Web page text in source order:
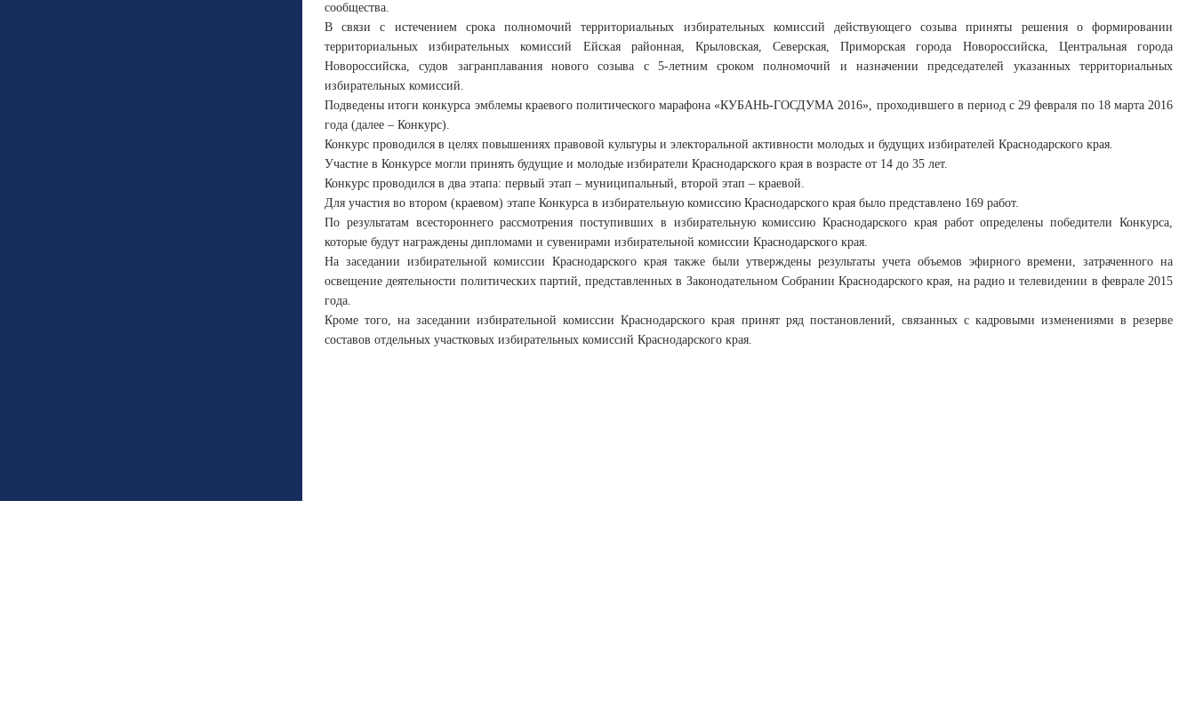
сообщества.
В связи с истечением срока полномочий территориальных избирательных комиссий действующего созыва приняты решения о формировании
территориальных избирательных комиссий Ейская районная, Крыловская, Северская, Приморская города Новороссийска, Центральная города
Новороссийска, судов загранплавания нового созыва с 5-летним сроком полномочий и назначении председателей указанных территориальных
избирательных комиссий.
Подведены итоги конкурса эмблемы краевого политического марафона «КУБАНЬ-ГОСДУМА 2016», проходившего в период с 29 февраля по 18 марта 2016
года (далее – Конкурс).
Конкурс проводился в целях повышениях правовой культуры и электоральной активности молодых и будущих избирателей Краснодарского края.
Участие в Конкурсе могли принять будущие и молодые избиратели Краснодарского края в возрасте от 14 до 35 лет.
Конкурс проводился в два этапа: первый этап – муниципальный, второй этап – краевой.
Для участия во втором (краевом) этапе Конкурса в избирательную комиссию Краснодарского края было представлено 169 работ.
По результатам всестороннего рассмотрения поступивших в избирательную комиссию Краснодарского края работ определены победители Конкурса,
которые будут награждены дипломами и сувенирами избирательной комиссии Краснодарского края.
На заседании избирательной комиссии Краснодарского края также были утверждены результаты учета объемов эфирного времени, затраченного на
освещение деятельности политических партий, представленных в Законодательном Собрании Краснодарского края, на радио и телевидении в феврале 2015
года.
Кроме того, на заседании избирательной комиссии Краснодарского края принят ряд постановлений, связанных с кадровыми изменениями в резерве
составов отдельных участковых избирательных комиссий Краснодарского края.